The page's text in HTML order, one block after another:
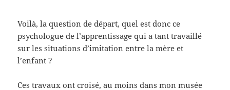
Voilà, la question de départ, quel est donc ce
psychologue de l’apprentissage qui a tant travaillé
sur les situations d’imitation entre la mère et
l’enfant ?
Ces travaux ont croisé, au moins dans mon musée